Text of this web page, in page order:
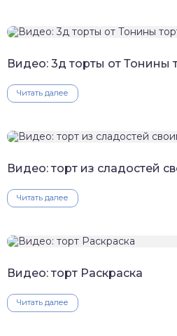
Видео: 3д торты от Тонины
Читать далее
Видео: торт из сладостей
Читать далее
Видео: торт Раскраска
Читать далее